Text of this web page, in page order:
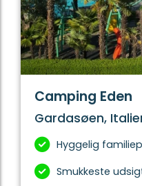
Camping Eden
Gardasøen,
Hyggelig
Smukkeste